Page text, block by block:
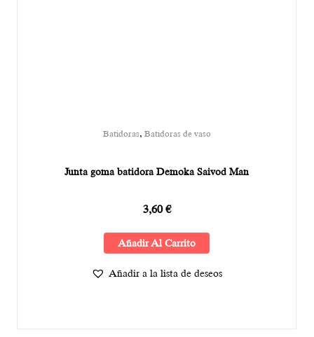
Batidoras, Batidoras de vaso
Junta goma batidora Demoka Saivod Man
3,60€
Añadir Al Carrito
Añadir a la lista de deseos